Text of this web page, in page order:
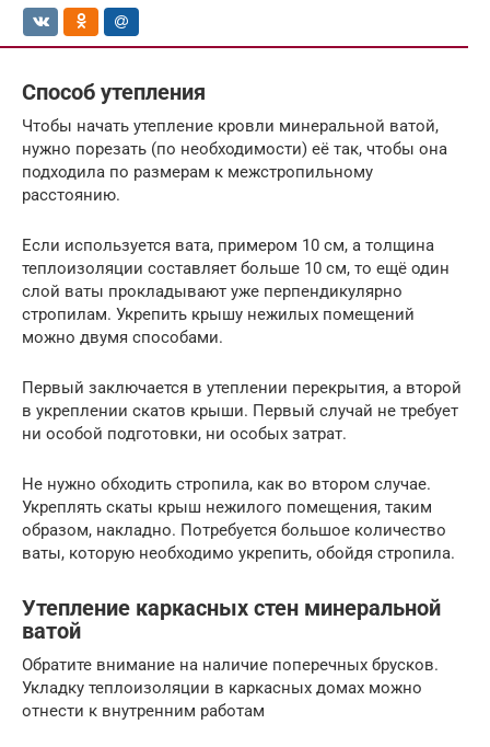
Способ утепления
Чтобы начать утепление кровли минеральной ватой,
нужно порезать (по необходимости) её так, чтобы она
подходила по размерам к межстропильному
расстоянию.
Если используется вата, примером 10 см, а толщина
теплоизоляции составляет больше 10 см, то ещё один
слой ваты прокладывают уже перпендикулярно
стропилам. Укрепить крышу нежилых помещений
можно двумя способами.
Первый заключается в утеплении перекрытия, а второй
в укреплении скатов крыши. Первый случай не требует
ни особой подготовки, ни особых затрат.
Не нужно обходить стропила, как во втором случае.
Укреплять скаты крыш нежилого помещения, таким
образом, накладно. Потребуется большое количество
ваты, которую необходимо укрепить, обойдя стропила.
Утепление каркасных стен минеральной
ватой
Обратите внимание на наличие поперечных брусков.
Укладку теплоизоляции в каркасных домах можно
отнести к внутренним работам